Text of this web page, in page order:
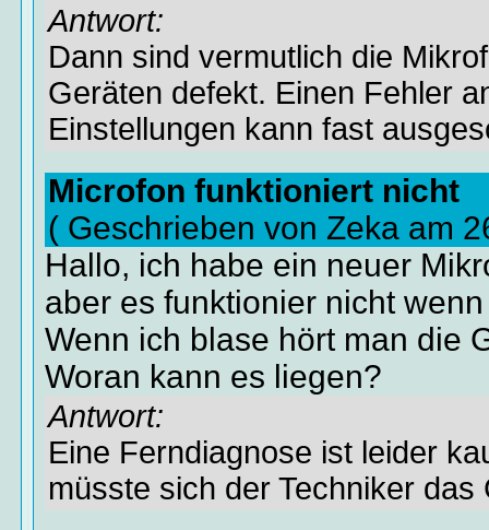
Antwort:
Dann sind vermutlich die
Geräten defekt. Einen Fehler
Einstellungen kann fast
Microfon funktioniert nicht
( Geschrieben von Zeka am
Hallo, ich habe ein neuer
aber es funktionier nicht
Wenn ich blase hört man die
Woran kann es liegen?
Antwort:
Eine Ferndiagnose ist leider
müsste sich der Techniker das